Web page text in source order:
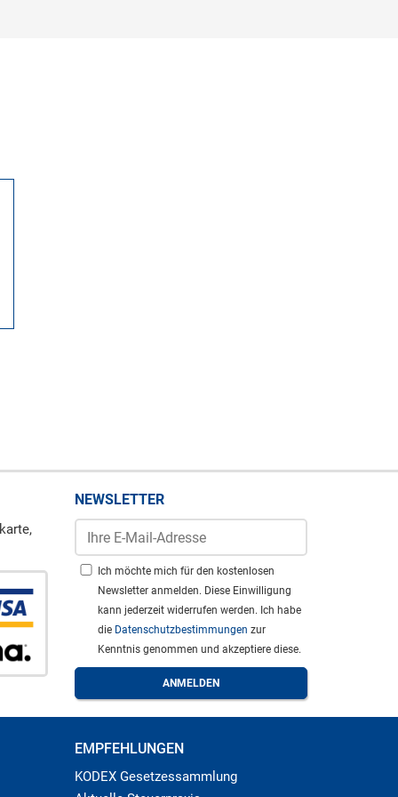
NEWSLETTER
Ich möchte mich für den kostenlosen
Newsletter anmelden. Diese Einwilligung
kann jederzeit widerrufen werden. Ich habe
die Datenschutzbestimmungen zur
Kenntnis genommen und akzeptiere diese.
EMPFEHLUNGEN
KODEX Gesetzessammlung